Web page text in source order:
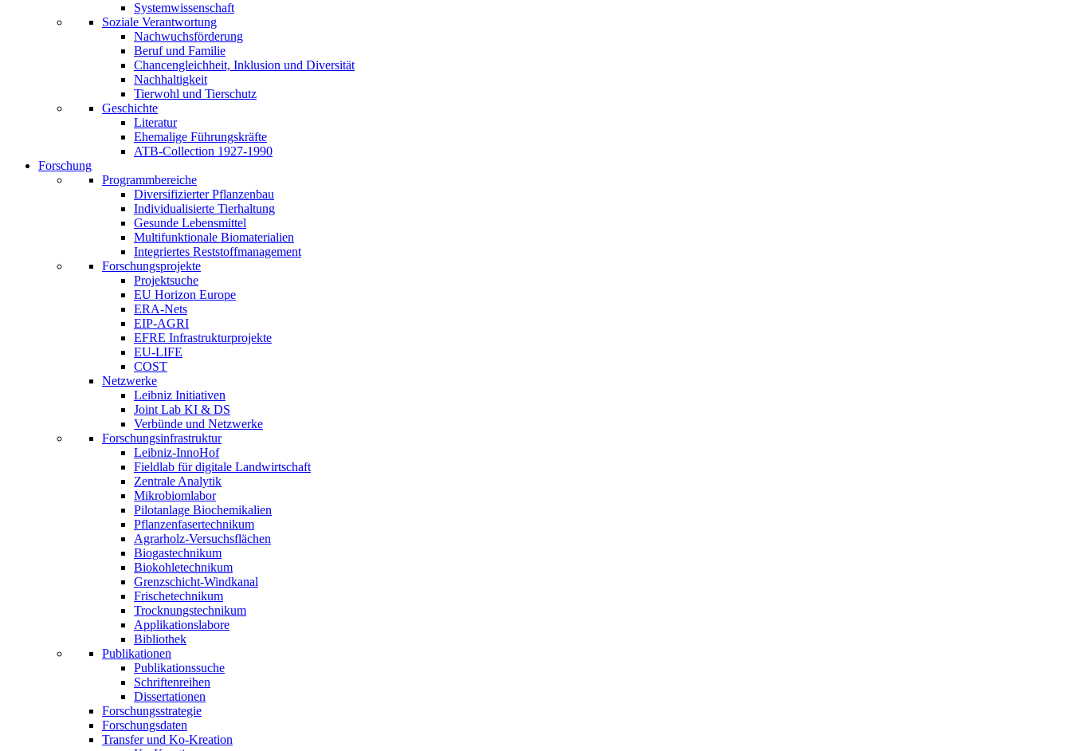
Systemwissenschaft
Soziale Verantwortung
Nachwuchsförderung
Beruf und Familie
Chancengleichheit, Inklusion und Diversität
Nachhaltigkeit
Tierwohl und Tierschutz
Geschichte
Literatur
Ehemalige Führungskräfte
ATB-Collection 1927-1990
Forschung
Programmbereiche
Diversifizierter Pflanzenbau
Individualisierte Tierhaltung
Gesunde Lebensmittel
Multifunktionale Biomaterialien
Integriertes Reststoffmanagement
Forschungsprojekte
Projektsuche
EU Horizon Europe
ERA-Nets
EIP-AGRI
EFRE Infrastrukturprojekte
EU-LIFE
COST
Netzwerke
Leibniz Initiativen
Joint Lab KI & DS
Verbünde und Netzwerke
Forschungsinfrastruktur
Leibniz-InnoHof
Fieldlab für digitale Landwirtschaft
Zentrale Analytik
Mikrobiomlabor
Pilotanlage Biochemikalien
Pflanzenfasertechnikum
Agrarholz-Versuchsflächen
Biogastechnikum
Biokohletechnikum
Grenzschicht-Windkanal
Frischetechnikum
Trocknungstechnikum
Applikationslabore
Bibliothek
Publikationen
Publikationssuche
Schriftenreihen
Dissertationen
Forschungsstrategie
Forschungsdaten
Transfer und Ko-Kreation